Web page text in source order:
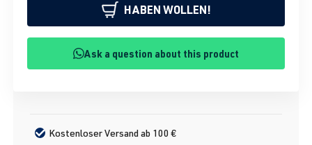
HABEN WOLLEN!
Ask a question about this product
Kostenloser Versand ab 100 €